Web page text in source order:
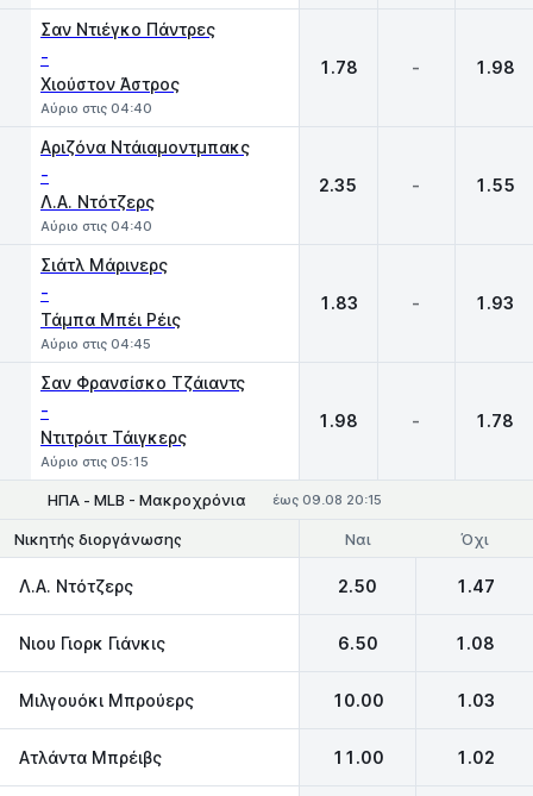
Σαν Ντιέγκο Πάντρες
-
Χιούστον Άστρος
Αύριο στις 04:40
1.78 - 1.98
Αριζόνα Ντάιαμοντμπακς
-
Λ.Α. Ντότζερς
Αύριο στις 04:40
2.35 - 1.55
Σιάτλ Μάρινερς
-
Τάμπα Μπέι Ρέις
Αύριο στις 04:45
1.83 - 1.93
Σαν Φρανσίσκο Τζάιαντς
-
Ντιτρόιτ Τάιγκερς
Αύριο στις 05:15
1.98 - 1.78
ΗΠΑ - MLB - Μακροχρόνια έως 09.08 20:15
Νικητής διοργάνωσης Ναι Όχι
Λ.Α. Ντότζερς 2.50 1.47
Νιου Γιορκ Γιάνκις 6.50 1.08
Μιλγουόκι Μπρούερς 10.00 1.03
Ατλάντα Μπρέιβς 11.00 1.02